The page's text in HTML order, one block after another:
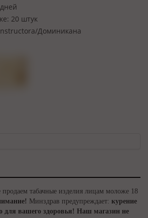
20 штук
Доминикана
табачные изделия лицам моложе 18
Минздрав предупреждает: курение
для вашего здоровья! Наш магазин не